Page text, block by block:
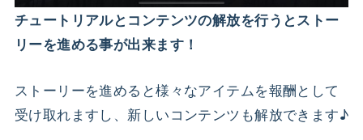
チュートリアルとコンテンツの解放を行うとストー
リーを進める事が出来ます！
ストーリーを進めると様々なアイテムを報酬として
受け取れますし、新しいコンテンツも解放できます♪